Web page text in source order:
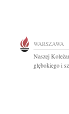
WARSZAWA
Naszej
głębokiego i